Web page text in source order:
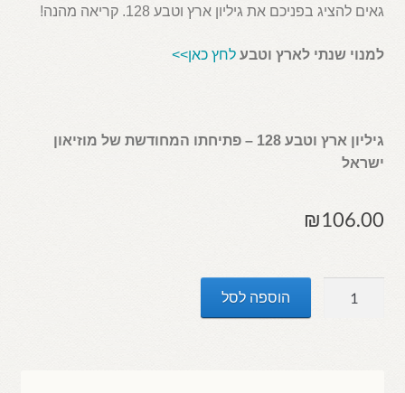
גאים להציג בפניכם את גיליון ארץ וטבע 128. קריאה מהנה!
למנוי שנתי לארץ וטבע לחץ כאן>>
גיליון ארץ וטבע 128 – פתיחתו המחודשת של מוזיאון
ישראל
₪106.00
הוספה לסל